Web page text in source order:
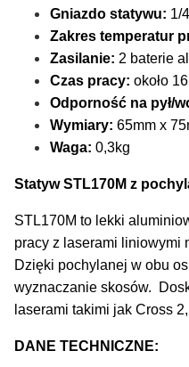
Gniazdo statywu: 1/
Zakres temperatur
Zasilanie: 2 baterie
Czas pracy: około
Odporność na pył/
Wymiary: 65mm x
Waga: 0,3kg
Statyw STL170M z
STL170M to lekki
pracy z laserami liniowymi
Dzięki pochylanej w obu
wyznaczanie skosów.
laserami takimi jak Cross
DANE TECHNICZNE: